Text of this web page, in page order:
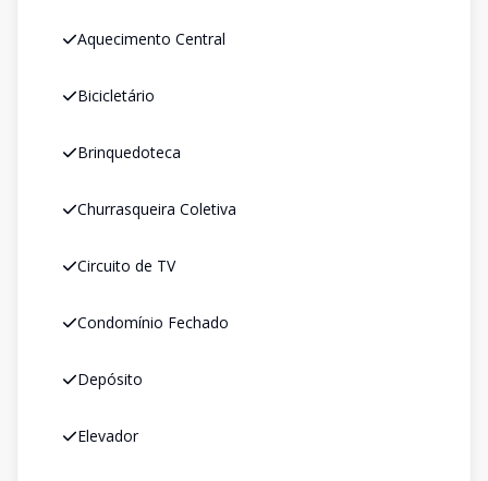
Aquecimento Central
Bicicletário
Brinquedoteca
Churrasqueira Coletiva
Circuito de TV
Condomínio Fechado
Depósito
Elevador